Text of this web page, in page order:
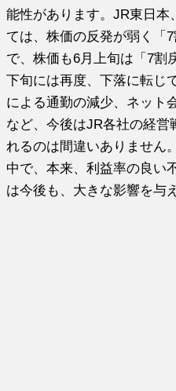
能性があります。JR東日本
ては、株価の反発が弱く「
で、株価も6月上旬は「7割
下旬には再度、下落に転じ
による通勤の減少、ネット
など、今後はJR各社の経営
れるのは間違いありません
中で、本来、利益率の良い
は今後も、大きな影響を与